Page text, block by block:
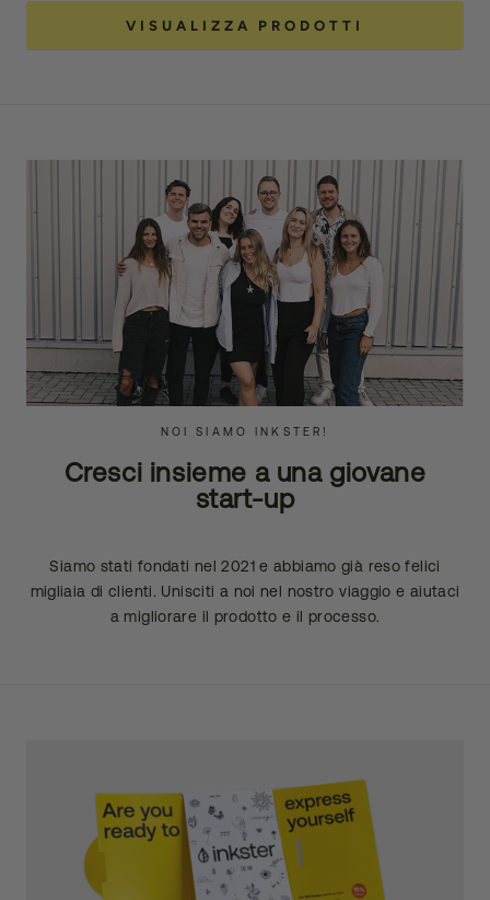
VISUALIZZA PRODOTTI
NOI SIAMO INKSTER!
Cresci insieme a una giovane
start-up
Siamo stati fondati nel 2021 e abbiamo già reso felici
migliaia di clienti. Unisciti a noi nel nostro viaggio e aiutaci
a migliorare il prodotto e il processo.